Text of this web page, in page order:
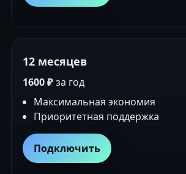
12 месяцев
1600 ₽за год
Максимальная экономия
Приоритетная поддержка
Подключить